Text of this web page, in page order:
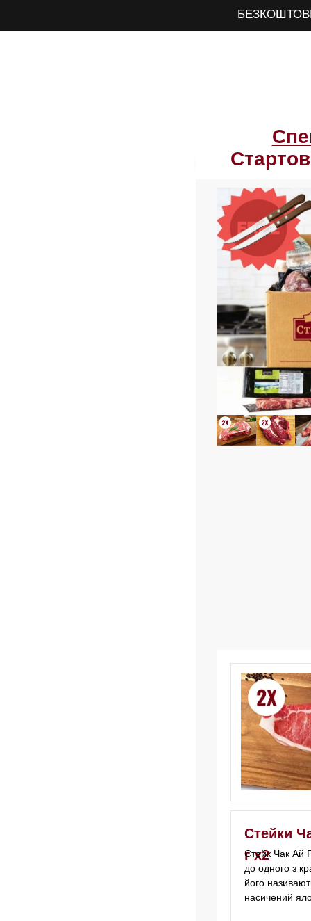
Про нас
Стейки
г х2
Стейк Чак Ай
до одного з
його
насичений